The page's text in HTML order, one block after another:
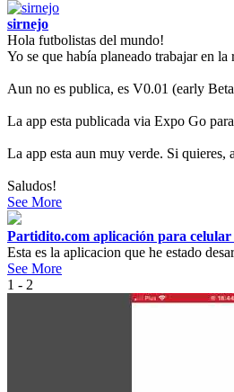
sirnejo
Hola futbolistas del mundo!
Yo se que había planeado trabajar en
Aun no es publica, es V0.01 (early
La app esta publicada via Expo Go
La app esta aun muy verde. Si quieres,
Saludos!
See More
Partidito.com aplicación para
Esta es la aplicacion que he estado
See More
1 - 2